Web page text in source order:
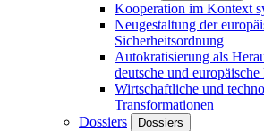
Kooperation im Kontext
Neugestaltung der
Sicherheitsordnung
Autokratisierung als
deutsche und
Wirtschaftliche und
Transformationen
Dossiers
Dossiers